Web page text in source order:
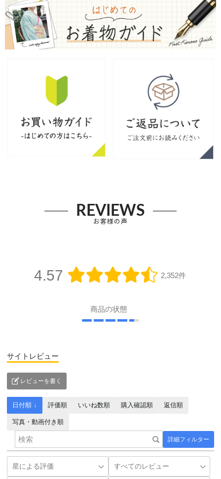
REVIEWS
お客様の声
4.57 2,352件
商品の状態
サイトレビュー
レビューを書く
詳細フィルター
日付順 ↓ 評価順 いいね数順 購入確認順 返信順
写真・動画付き順